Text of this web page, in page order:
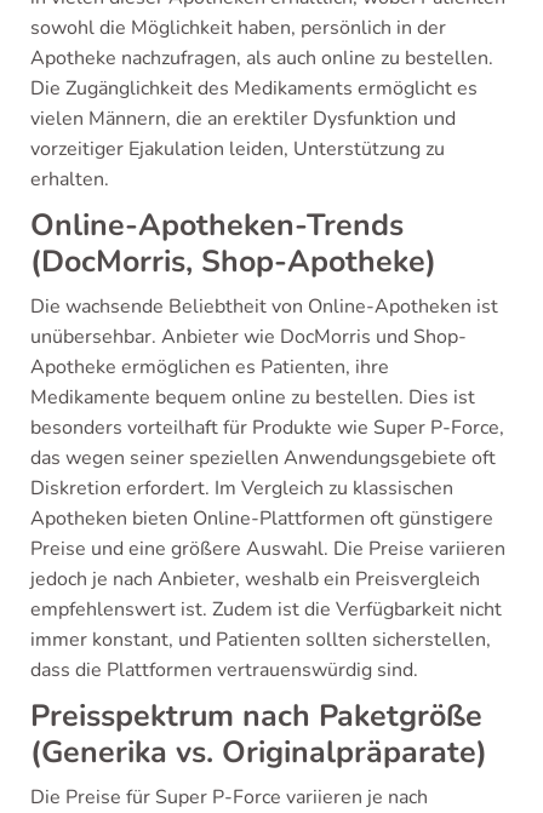
sowohl die Möglichkeit haben, persönlich in der
Apotheke nachzufragen, als auch online zu bestellen.
Die Zugänglichkeit des Medikaments ermöglicht es
vielen Männern, die an erektiler Dysfunktion und
vorzeitiger Ejakulation leiden, Unterstützung zu
erhalten.
Online-Apotheken-Trends
(DocMorris, Shop-Apotheke)
Die wachsende Beliebtheit von Online-Apotheken ist
unübersehbar. Anbieter wie DocMorris und Shop-
Apotheke ermöglichen es Patienten, ihre
Medikamente bequem online zu bestellen. Dies ist
besonders vorteilhaft für Produkte wie Super P-Force,
das wegen seiner speziellen Anwendungsgebiete oft
Diskretion erfordert. Im Vergleich zu klassischen
Apotheken bieten Online-Plattformen oft günstigere
Preise und eine größere Auswahl. Die Preise variieren
jedoch je nach Anbieter, weshalb ein Preisvergleich
empfehlenswert ist. Zudem ist die Verfügbarkeit nicht
immer konstant, und Patienten sollten sicherstellen,
dass die Plattformen vertrauenswürdig sind.
Preisspektrum nach Paketgröße
(Generika vs. Originalpräparate)
Die Preise für Super P-Force variieren je nach